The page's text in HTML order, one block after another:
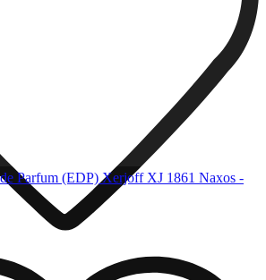
Parfum (EDP) Xerjoff XJ 1861 Naxos -